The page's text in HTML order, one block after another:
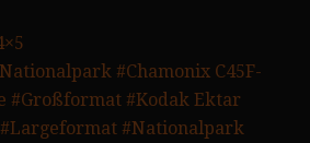
#Chamonix C45F-
#Großformat #Kodak Ektar
#Largeformat #Nationalpark